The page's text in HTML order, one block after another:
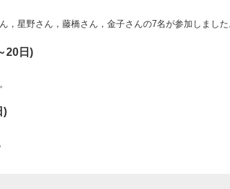
，星野さん，藤橋さん，金子さんの7名が参加しまし
20日)
)